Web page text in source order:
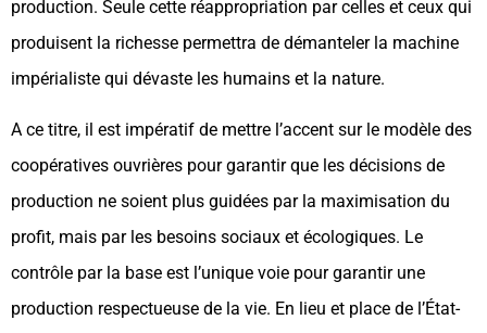
production. Seule cette réappropriation par celles et ceux qui
produisent la richesse permettra de démanteler la machine
impérialiste qui dévaste les humains et la nature.
A ce titre, il est impératif de mettre l’accent sur le modèle des
coopératives ouvrières pour garantir que les décisions de
production ne soient plus guidées par la maximisation du
profit, mais par les besoins sociaux et écologiques. Le
contrôle par la base est l’unique voie pour garantir une
production respectueuse de la vie. En lieu et place de l’État-